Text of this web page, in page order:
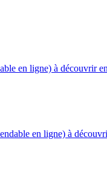
en ligne) à découvrir
en ligne) à